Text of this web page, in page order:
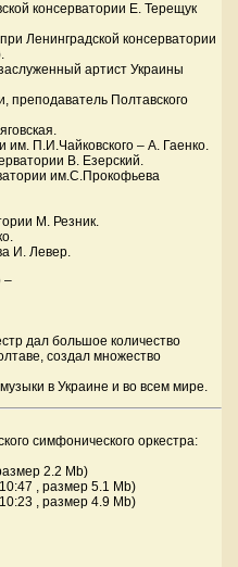
консерватории Е. Терещук
Ленинградской консерватории
артист Украины
преподаватель Полтавского
им. П.И.Чайковского – А. Гаенко.
В. Езерский.
им.С.Прокофьева
М. Резник.
И. Левер.
–
дал большое количество
создал множество
в Украине и во всем мире.
симфонического оркестра:
2.2 Mb)
, размер 5.1 Mb)
, размер 4.9 Mb)